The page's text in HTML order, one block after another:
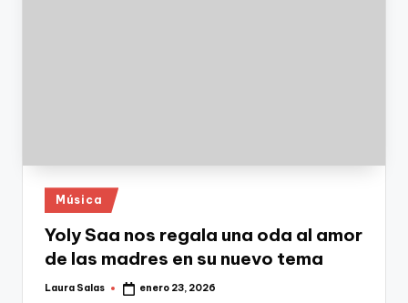
Publicado
en
Música
Yoly Saa nos regala una oda al amor
de las madres en su nuevo tema
Publicado
Laura Salas enero 23, 2026